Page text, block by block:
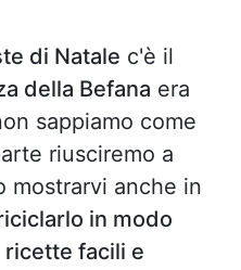
di Natale c'è il
della Befana era
sappiamo come
riusciremo a
mostrarvi anche in
in modo
ricette facili e